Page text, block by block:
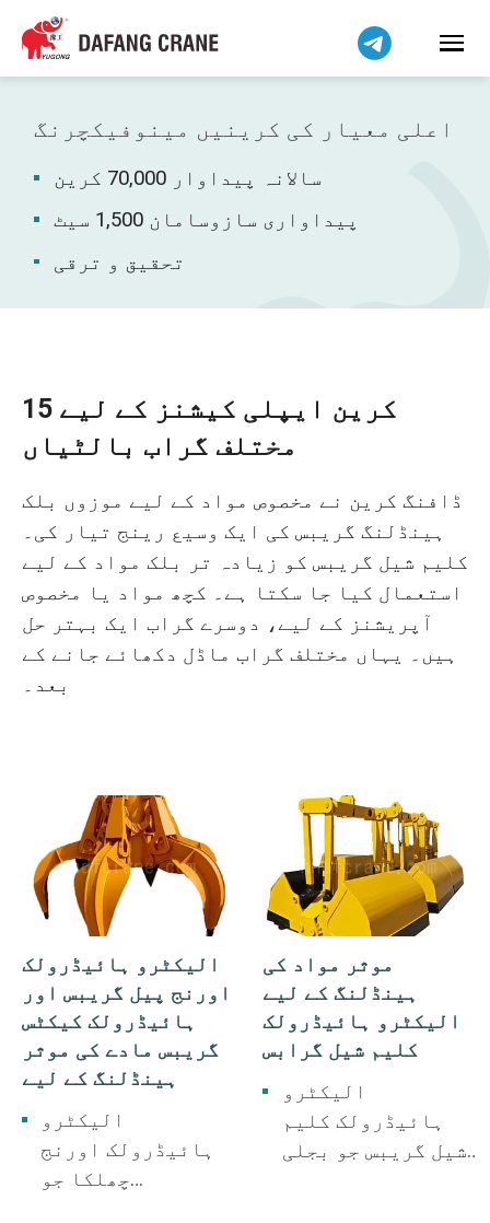
اعلی معیار کی کرینیں مینوفیکچرنگ
سالانہ پیداوار 70,000 کرین
پیداواری سازوسامان 1,500 سیٹ
تحقیق و ترقی
کرین ایپلی کیشنز کے لیے 15
مختلف گراب بالٹیاں
ڈافنگ کرین نے مخصوص مواد کے لیے موزوں بلک
ہینڈلنگ گریبس کی ایک وسیع رینج تیار کی۔
کلیم شیل گریبس کو زیادہ تر بلک مواد کے لیے
استعمال کیا جا سکتا ہے۔ کچھ مواد یا مخصوص
آپریشنز کے لیے، دوسرے گراب ایک بہتر حل
ہیں۔ یہاں مختلف گراب ماڈل دکھائے جانے کے
بعد۔
الیکٹرو ہائیڈرولک
اورنج پیل گریبس اور
ہائیڈرولک کیکٹس
گریبس مادے کی موثر
ہینڈلنگ کے لیے
الیکٹرو
ہائیڈرولک اورنج
چھلکا جو
موثر مواد کی
ہینڈلنگ کے لیے
الیکٹرو ہائیڈرولک
کلیم شیل گرابس
الیکٹرو
ہائیڈرولک کلیم
شیل گریبس جو بجلی
हिन्दी
Bahasa Indonesia
Bahasa Melayu
简体中文
বাংলা
فارسی
Pilipino
Kiswahili
Dansk
Norsk
O‘zbekcha